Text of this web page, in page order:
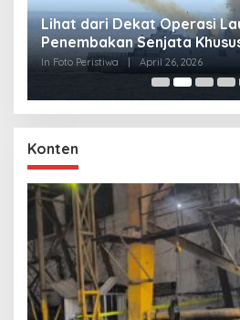
Lihat dari Dekat Operasi
Penembakan Senjata
In Foto Peristiwa | April 26, 2026
Konten